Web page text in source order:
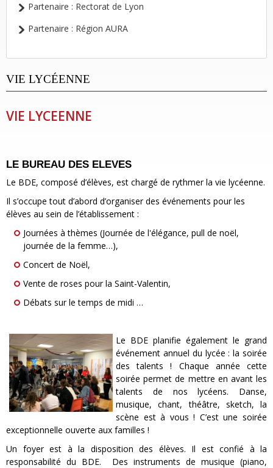
Partenaire : Rectorat de Lyon
Partenaire : Région AURA
VIE LYCÉENNE
VIE LYCEENNE
LE BUREAU DES ELEVES
Le BDE, composé d’élèves, est chargé de rythmer la vie lycéenne.
Il s’occupe tout d’abord d’organiser des événements pour les
élèves au sein de l’établissement :
Journées à thèmes (Journée de l'élégance, pull de noël,
journée de la femme…),
Concert de Noël,
Vente de roses pour la Saint-Valentin,
Débats sur le temps de midi …
Le BDE planifie également le grand
événement annuel du lycée : la soirée
des talents ! Chaque année cette
soirée permet de mettre en avant les
talents de nos lycéens. Danse,
musique, chant, théâtre, sketch, la
scène est à vous ! C’est une soirée
exceptionnelle ouverte aux familles !
Un foyer est à la disposition des élèves. Il est confié à la
responsabilité du BDE. Des instruments de musique (piano,